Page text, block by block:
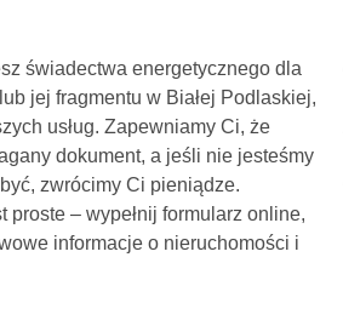
świadectwa energetycznego dla
jej fragmentu w Białej Podlaskiej,
usług. Zapewniamy Ci, że
dokument, a jeśli nie jesteśmy
zwrócimy Ci pieniądze.
proste – wypełnij formularz online,
informacje o nieruchomości i
Dzięki nam możesz być
świadectwo zostanie
centralnym rejestrze, co pozwoli
kar nałożonych przez prawo.
drogą elektroniczną lub